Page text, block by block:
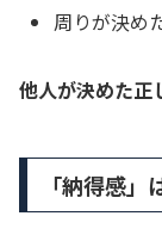
周りが決め
他人が決めた正
「納得感